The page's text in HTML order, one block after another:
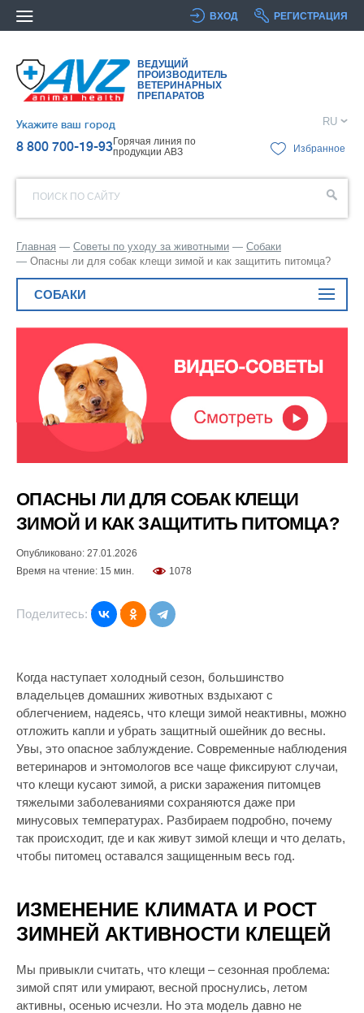
ВХОД РЕГИСТРАЦИЯ
ВЕДУЩИЙ
ПРОИЗВОДИТЕЛЬ
ВЕТЕРИНАРНЫХ
ПРЕПАРАТОВ
Укажите ваш город
8 800 700-19-93Горячая линия по
продукции АВЗ
RU
Избранное
ПОИСК ПО САЙТУ
Главная Советы по уходу за животными
Собаки
Опасны ли для собак клещи зимой и как защитить питомца?
СОБАКИ
ОПАСНЫ ЛИ ДЛЯ СОБАК КЛЕЩИ
ЗИМОЙ И КАК ЗАЩИТИТЬ ПИТОМЦА?
Опубликовано: 27.01.2026
Время на чтение: 15 мин.
1078
Поделитесь:
Когда наступает холодный сезон, большинство
владельцев домашних животных вздыхают с
облегчением, надеясь, что клещи зимой неактивны, можно
отложить капли и убрать защитный ошейник до весны.
Увы, это опасное заблуждение. Современные наблюдения
ветеринаров и энтомологов все чаще фиксируют случаи,
что клещи кусают зимой, а риски заражения питомцев
тяжелыми заболеваниями сохраняются даже при
минусовых температурах. Разбираем подробно, почему
так происходит, где и как живут зимой клещи и что делать,
чтобы питомец оставался защищенным весь год.
ИЗМЕНЕНИЕ КЛИМАТА И РОСТ
ЗИМНЕЙ АКТИВНОСТИ КЛЕЩЕЙ
Мы привыкли считать, что клещи – сезонная проблема:
зимой спят или умирают, весной проснулись, летом
активны, осенью исчезли. Но эта модель давно не